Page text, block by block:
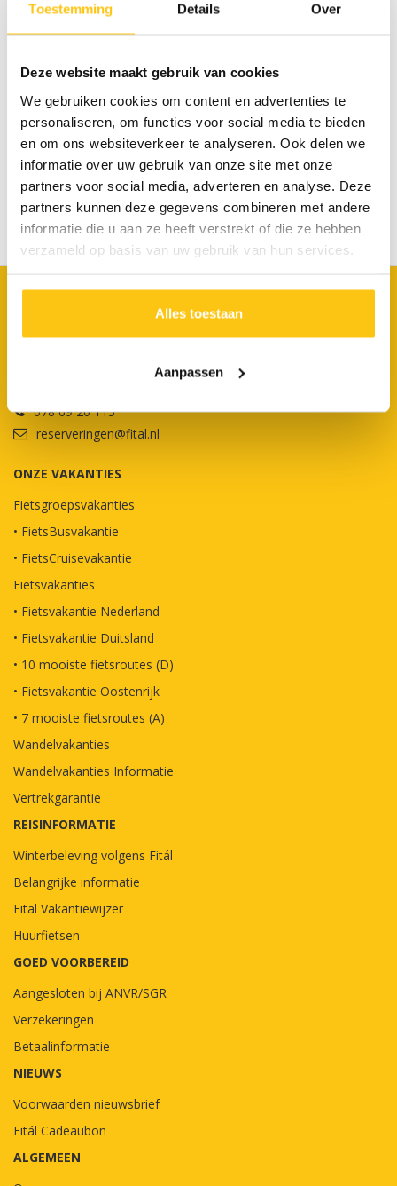
Toestemming Details Over
Deze website maakt gebruik van cookies
We gebruiken cookies om content en advertenties te
personaliseren, om functies voor social media te bieden
en om ons websiteverkeer te analyseren. Ook delen we
informatie over uw gebruik van onze site met onze
partners voor social media, adverteren en analyse. Deze
partners kunnen deze gegevens combineren met andere
informatie die u aan ze heeft verstrekt of die ze hebben
verzameld op basis van uw gebruik van hun services.
Alles toestaan
Aanpassen
Ontdek de Zwitserse meren
Inclusief bagageservice
Zürich
Prijs obv datum:
20 september
BEKIJK MEER INFO
078 69 20 115
reserveringen@fital.nl
ONZE VAKANTIES
Fietsgroepsvakanties
• FietsBusvakantie
• FietsCruisevakantie
Fietsvakanties
• Fietsvakantie Nederland
• Fietsvakantie Duitsland
• 10 mooiste fietsroutes (D)
• Fietsvakantie Oostenrijk
• 7 mooiste fietsroutes (A)
Wandelvakanties
Wandelvakanties Informatie
Vertrekgarantie
REISINFORMATIE
Winterbeleving volgens Fitál
Belangrijke informatie
Fital Vakantiewijzer
Huurfietsen
GOED VOORBEREID
Aangesloten bij ANVR/SGR
Verzekeringen
Betaalinformatie
NIEUWS
Voorwaarden nieuwsbrief
Fitál Cadeaubon
ALGEMEEN